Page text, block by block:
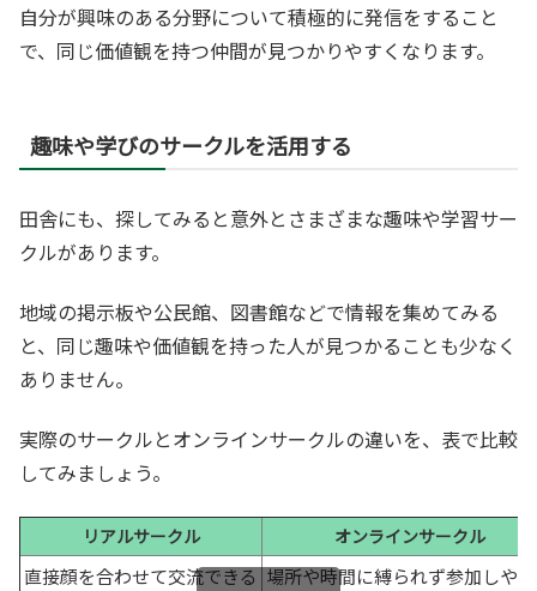
自分が興味のある分野について積極的に発信をすること
で、同じ価値観を持つ仲間が見つかりやすくなります。
趣味や学びのサークルを活用する
田舎にも、探してみると意外とさまざまな趣味や学習サー
クルがあります。
地域の掲示板や公民館、図書館などで情報を集めてみる
と、同じ趣味や価値観を持った人が見つかることも少なく
ありません。
実際のサークルとオンラインサークルの違いを、表で比較
してみましょう。
リアルサークル オンラインサークル
直接顔を合わせて交流できる 場所や時間に縛られず参加しや